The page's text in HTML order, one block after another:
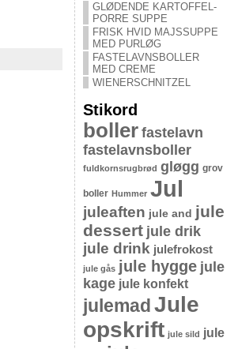
GLØDENDE KARTOFFEL-
PORRE SUPPE
FRISK HVID MAJSSUPPE
MED PURLØG
FASTELAVNSBOLLER
MED CREME
WIENERSCHNITZEL
Stikord
boller fastelavn
fastelavnsboller
fuldkornsrugbrød gløgg grov
boller Hummer Jul
juleaften jule and jule
dessert jule drik
jule drink julefrokost
jule gås jule hygge jule
kage jule konfekt
julemad Jule
opskrift jule sild jule